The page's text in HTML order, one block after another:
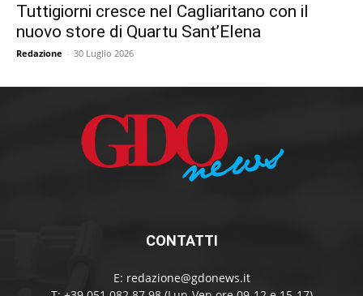
Tuttigiorni cresce nel Cagliaritano con il
nuovo store di Quartu Sant’Elena
Redazione - 30 Luglio 2026
CONTATTI
E: redazione@gdonews.it